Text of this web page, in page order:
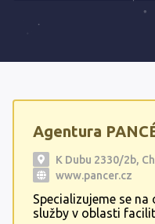
Agentura
K Dubu 2330/2b,
www.pancer.cz
Specializujeme se
služby v oblasti